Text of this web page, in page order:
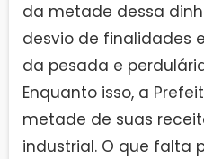
da metade dessa
desvio de finalidades
da pesada e
Enquanto isso, a
metade de suas
industrial. O que falta